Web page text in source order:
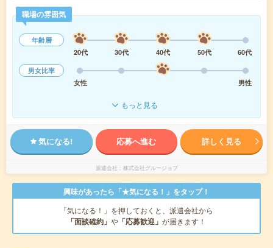
職場の雰囲気
年齢層
20代
30代 40代 50代
60代
男女比率
女性
男性
もっと見る
気になる! 応募へ進む 詳しく見る
派遣会社 株式会社グルージョブ
興味があったら「★気になる！」をタップ！
「気になる！」を押しておくと、派遣会社から
「面談確約」 や 「応募歓迎」 が届きます！